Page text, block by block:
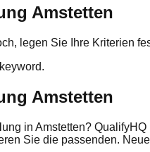
Amstetten
legen Sie Ihre Kriterien
Amstetten
in Amstetten?
Sie die passenden.